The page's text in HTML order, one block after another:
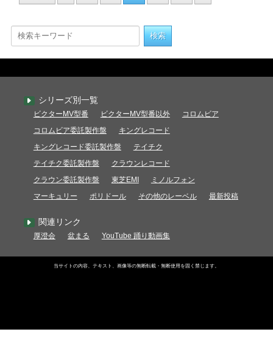
シリーズ別一覧
ビクターMV型番 ビクターMV型番以外
コロムビア
コロムビア委託製作盤
キングレコード
キングレコード委託製作盤
テイチク
テイチク委託製作盤
クラウンレコード
クラウン委託製作盤
東芝EMI
ミノルフォン
マーキュリー
ポリドール その他のレーベル 最新投稿
関連リンク
厚澄会 盆まる YouTube 踊り動画集
当サイトの内容、テキスト、画像等の無断転載・無断使用を固く禁じます。